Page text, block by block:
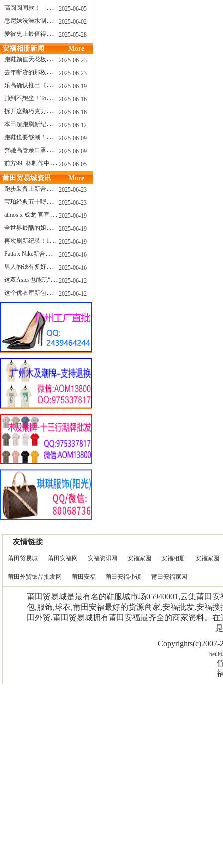
高圆圆同款！「赤足New Balance」新联名曝光，铺货了
2025-06-05
悉尼妹洗澡水制成肥皂开启售卖！男粉：这肥皂能吃吗？
2025-06-02
爱彼史上最值得看的大展！揭秘150年传奇制表背后
2025-05-28
安福相册新闻 More
跑鞋颜值天花板？日常也能帅一脸
2025-06-23
去年断货的那枚表， CASIO指环表又要发售了
2025-06-23
乐高确认推出《哥斯拉》积木，这设计也太酷了！
2025-06-19
帅到不想坐！Tom Sachs x Helinox 这把露营椅太炸了
2025-06-16
拆开这颗巧克力，居然是皮卡丘？
2025-06-16
本田超跑刷新纪录了！700万元成交价
2025-06-12
跑鞋也要够潮！昂跑 x Slam Jam 联名即将发售
2025-06-09
奔驰高管亲口承认：电动G级，完全失败了！
2025-06-09
前方99+杯制作中！「爷爷不泡茶」苹果狗、桃桃喵，今夏顶流潮饮！
2025-06-05
莆田贸易城资讯 More
跑步装备上新合集，最近有什么可以关注的呢？
2025-06-23
宝珀经典五十噚家族再添新员 适配所有腕围的38mm小表径腕表亮相
2025-06-23
atmos x 成龙 官宣，《警察故事》联名短袖公布！
2025-06-19
全世界最酷的姐姐，和Nike联名的鞋要来了！
2025-06-19
再次刷新纪录！14只 LABUBU 共拍出240万元
2025-06-19
Patta x Nike新合作提前泄露，这次的服饰周边也有亮点？
2025-06-16
男人的钱有多好赚？四个大学生创业卖短裤，年销8个亿！
2025-06-16
这双Asics也能玩“牛仔感”？TOGA联名即将登场！
2025-06-12
这个优衣库新包，能火起来吗？
2025-06-12
友情链接
莆田贸易城 莆田安福网 安福资讯网 安福家园 安福相册 安福家园
莆田外贸饰品批发网 莆田安福 莆田安福小镇 莆田安福家园
莆田贸易城是最有名的鞋服城市场05940001,云集莆田
包,服饰,球衣,莆田安福最好的货源商家,安福批发,安福
田外贸,莆田贸易城拥有莆田安福最齐全的商家资料。